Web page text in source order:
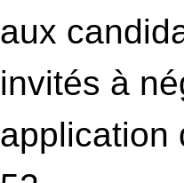
aux
invités à
application